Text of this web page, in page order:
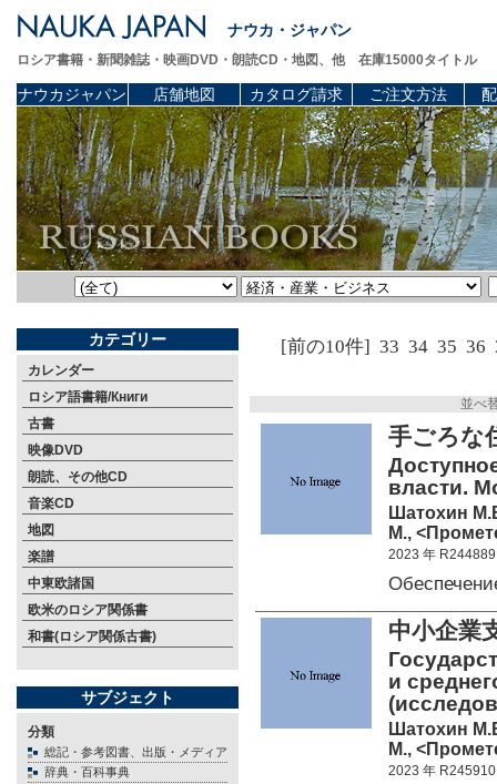
ナウカ・ジャパン
ロシア書籍・新聞雑誌・映画DVD・朗読CD・地図、他 在庫15000タイトル
ナウカジャパン 店舗地図 カタログ請求 ご注文方法
カテゴリー
カレンダー
ロシア語書籍/Книги
古書
映像DVD
朗読、その他CD
音楽CD
地図
楽譜
中東欧諸国
欧米のロシア関係書
和書(ロシア関係古書)
サブジェクト
分類
総記・参考図書、出版・メディア
辞典・百科事典
[前の10件] 33 34 35 36
並べ
手ごろな
власти.
Шатохин
М.,
2023 年 R244889
中小企業
и
Шатохин
М.,
2023 年 R245910